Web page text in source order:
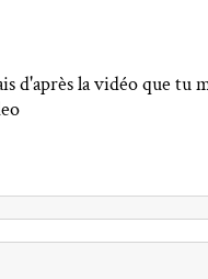
d'après la vidéo que tu